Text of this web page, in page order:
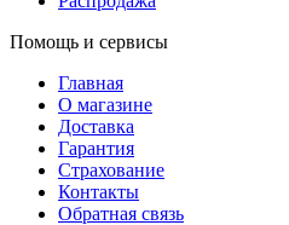
Помощь и сервисы
Главная
О магазине
Доставка
Гарантия
Страхование
Контакты
Обратная связь